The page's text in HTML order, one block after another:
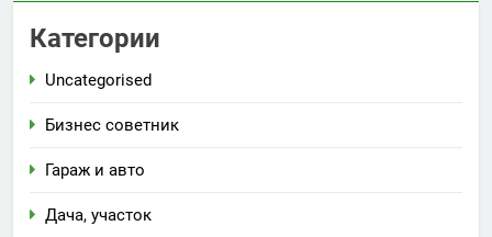
Категории
Uncategorised
Бизнес советник
Гараж и авто
Дача, участок